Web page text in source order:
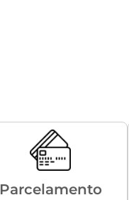
Parcelamento